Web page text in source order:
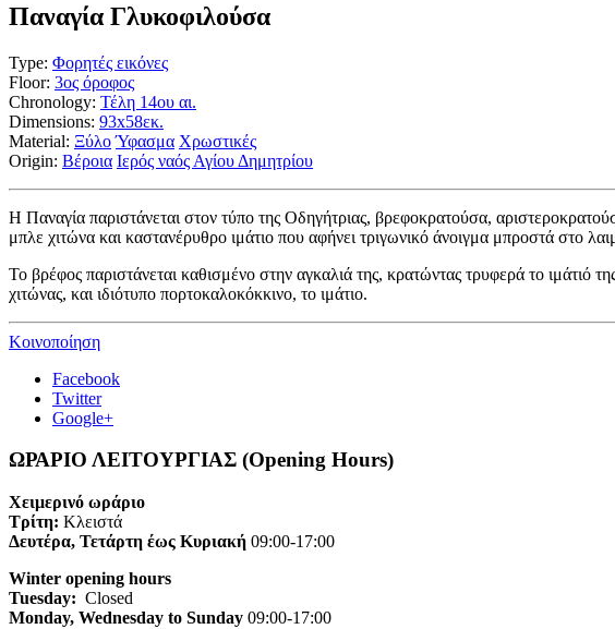
Παναγία Γλυκοφιλούσα
Type: Φορητές εικόνες
Floor: 3ος όροφος
Chronology: Τέλη 14ου αι.
Dimensions: 93x58εκ.
Material: Ξύλο Ύφασμα Χρωστικές
Origin: Βέροια Ιερός ναός Αγίου Δημητρίου
Η Παναγία παριστάνεται στον τύπο της Οδηγήτριας, βρεφοκρατούσα,
μπλε χιτώνα και καστανέρυθρο ιμάτιο που αφήνει τριγωνικό άνοιγμα μπροστά στο
Το βρέφος παριστάνεται καθισμένο στην αγκαλιά της, κρατώντας τρυφερά το ιμάτιό
χιτώνας, και ιδιότυπο πορτοκαλοκόκκινο, το ιμάτιο.
Κοινοποίηση
Facebook
Twitter
Google+
ΩΡΑΡΙΟ ΛΕΙΤΟΥΡΓΙΑΣ (Opening Hours)
Χειμερινό ωράριο
Τρίτη: Κλειστά
Δευτέρα, Τετάρτη έως Κυριακή 09:00-17:00
Winter opening hours
Tuesday: Closed
Monday, Wednesday to Sunday 09:00-17:00